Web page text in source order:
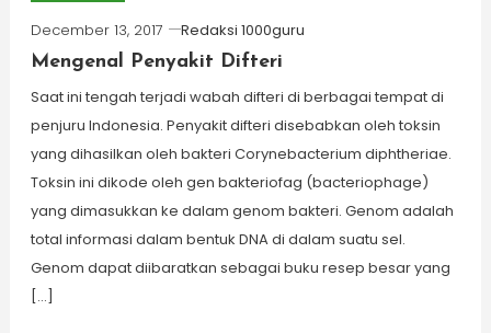
December 13, 2017
Redaksi 1000guru
Mengenal Penyakit Difteri
Saat ini tengah terjadi wabah difteri di berbagai tempat di
penjuru Indonesia. Penyakit difteri disebabkan oleh toksin
yang dihasilkan oleh bakteri Corynebacterium diphtheriae.
Toksin ini dikode oleh gen bakteriofag (bacteriophage)
yang dimasukkan ke dalam genom bakteri. Genom adalah
total informasi dalam bentuk DNA di dalam suatu sel.
Genom dapat diibaratkan sebagai buku resep besar yang
[…]